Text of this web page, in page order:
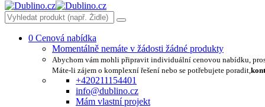
0 Cenová nabídka
Momentálně nemáte v žádosti žádné produkty
Abychom vám mohli připravit individuální cenovou nabídku,
Máte-li zájem o komplexní řešení nebo se potřebujete poradit,
+420211154401
info@dublino.cz
Mám vlastní projekt